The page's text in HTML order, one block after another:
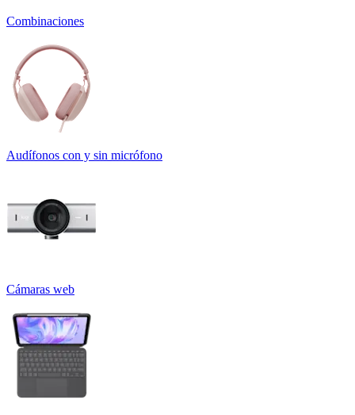
Combinaciones
Audífonos con y sin micrófono
Cámaras web